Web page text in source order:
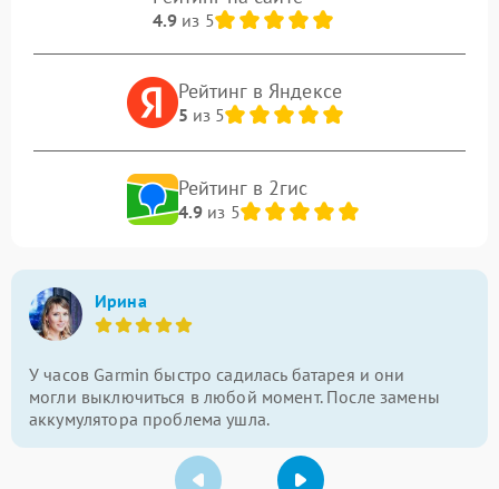
4.9из 5
Рейтинг в Яндексе
5 из 5
Рейтинг в 2гис
4.9из 5
Ирина
У часов Garmin быстро садилась батарея и они
могли выключиться в любой момент. После замены
аккумулятора проблема ушла.